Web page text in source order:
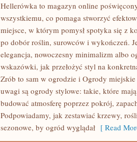
Hellerówka to magazyn online
wszystkiemu, co pomaga stworzyć
miejsce, w którym pomysł spotyka się z
po dobór roślin, surowców i wykończeń.
elegancja, nowoczesny minimalizm albo
wskazówki, jak przełożyć styl na
Zrób to sam w ogrodzie i Ogrody
uwagi są ogrody stylowe: takie, które
budować atmosferę poprzez pokrój,
Podpowiadamy, jak zestawiać krzewy,
sezonowe, by ogród wyglądał [ Read